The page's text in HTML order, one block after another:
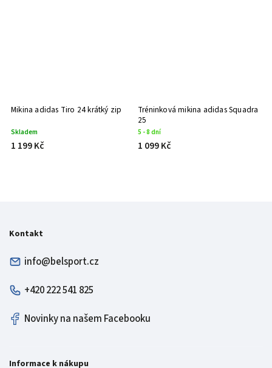
Mikina adidas Tiro 24 krátký zip
Skladem
1 199 Kč
Tréninková mikina adidas Squadra
25
5 - 8 dní
1 099 Kč
Kontakt
info@belsport.cz
+420 222 541 825
Novinky na našem Facebooku
Informace k nákupu